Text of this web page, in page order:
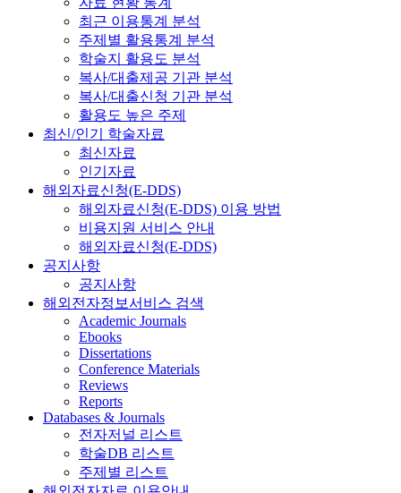
최근 이용통계 분석
주제별 활용통계 분석
학술지 활용도 분석
복사/대출제공 기관 분석
복사/대출신청 기관 분석
활용도 높은 주제
최신/인기 학술자료
최신자료
인기자료
해외자료신청(E-DDS)
해외자료신청(E-DDS) 이용 방법
비용지원 서비스 안내
해외자료신청(E-DDS)
공지사항
공지사항
해외전자정보서비스 검색
Academic Journals
Ebooks
Dissertations
Conference Materials
Reviews
Reports
Databases & Journals
전자저널 리스트
학술DB 리스트
주제별 리스트